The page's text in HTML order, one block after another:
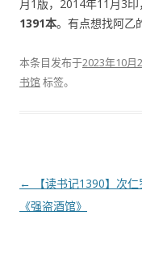
月1版，2014年11月3印
1391本。有点想找阿乙
本条目发布于2023年10月
书馆标签。
文
章
←
【读书记1390】次
《强盗酒馆》